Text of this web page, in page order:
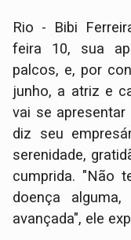
Rio - Bibi
feira 10, sua
palcos, e, por
junho, a atriz e
vai se
diz seu
serenidade,
cumprida. "Não
doença
avançada", ele